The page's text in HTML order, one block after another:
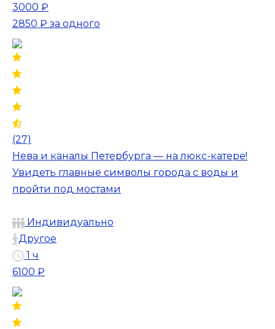
3000 ₽
2850 ₽ за одного
(27)
Нева и каналы Петербурга — на люкс-катере!
Увидеть главные символы города с воды и
пройти под мостами
Индивидуально
Другое
1 ч
6100 ₽